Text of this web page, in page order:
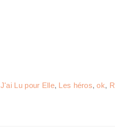
J'ai Lu pour Elle, Les héros,ok,